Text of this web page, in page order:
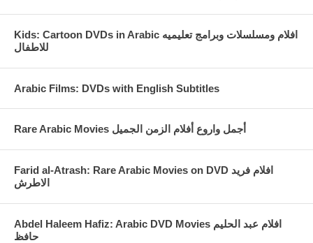
LANGUAGE: ARABIC (FUS-HA PROPER ARABIC)
Kids: Cartoon DVDs in Arabic افلام ومسلسلات وبرامج تعليميه
للاطفال
Arabic Films: DVDs with English Subtitles
Rare Arabic Movies أجمل واروع أفلام الزمن الجميل
Farid al-Atrash: Rare Arabic Movies on DVD افلام فريد
الاطرش
Abdel Haleem Hafiz: Arabic DVD Movies افلام عبد الحليم
حافظ